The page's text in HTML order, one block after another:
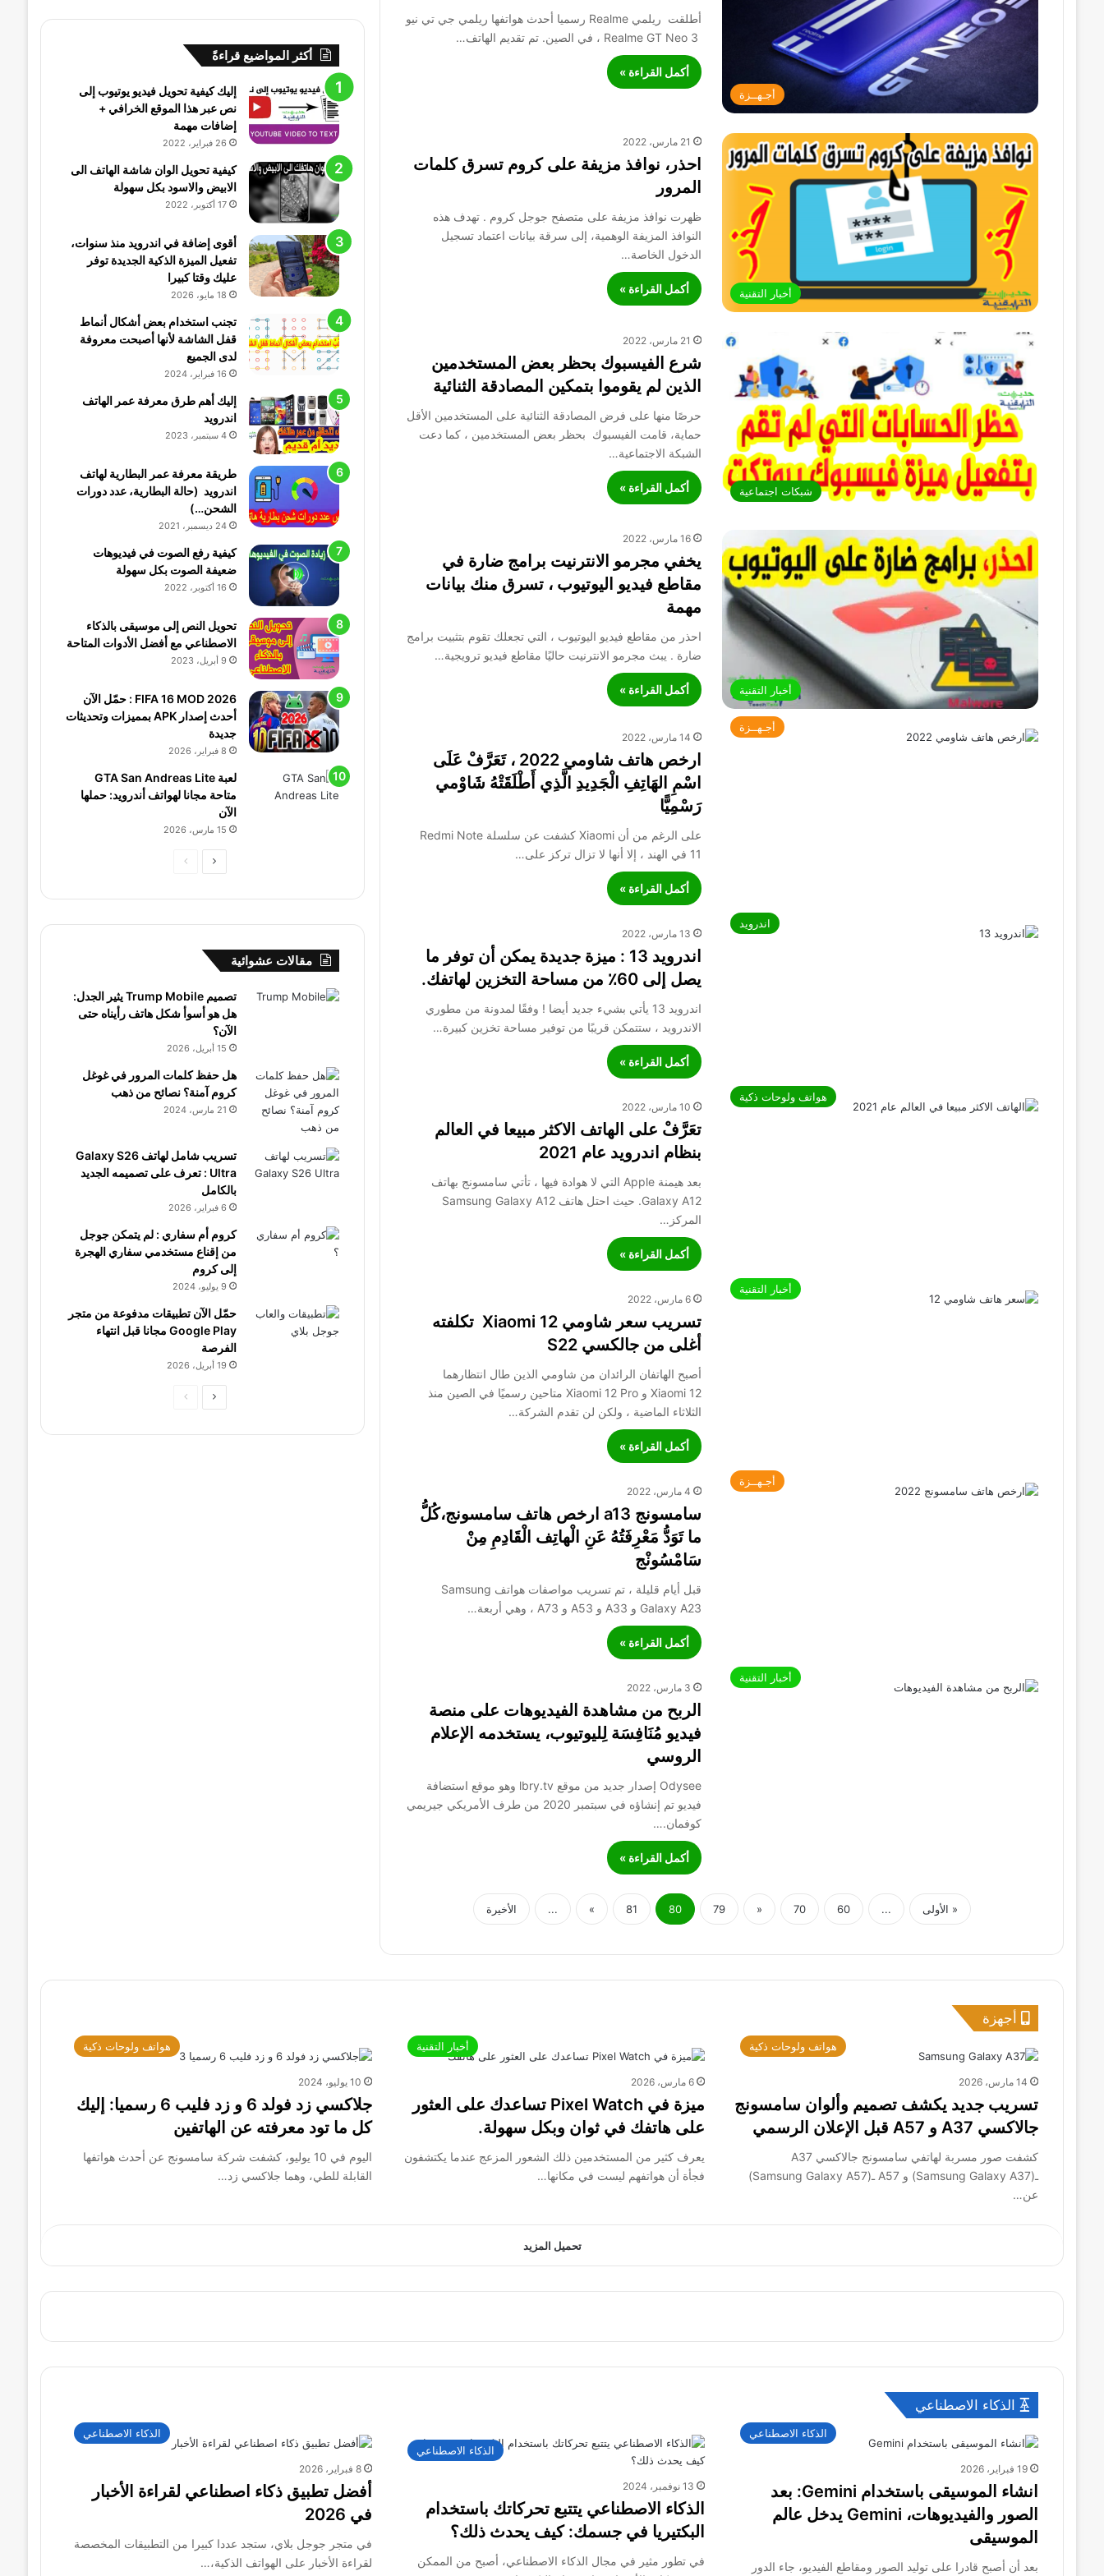
أجـهــزة
أطلقت ريلمي Realme رسميا أحدث هواتفها ريلمي جي تي نيو
أكمل القراءة »
أخبار التقنية
21 مارس، 2022
احذر، نوافذ مزيفة على كروم تسرق كلمات
المرور
ظهرت نوافذ مزيفة على متصفح جوجل كروم . تهدف هذه
النوافذ المزيفة الوهمية، إلى سرقة بيانات اعتماد تسجيل
الدخول الخاصة…
أكمل القراءة »
شبكات اجتماعية
21 مارس، 2022
شرع الفيسبوك بحظر بعض المستخدمين
الذين لم يقوموا بتمكين المصادقة الثنائية
حرصًا منها على فرض المصادقة الثنائية على المستخدمين الأقل
حماية، قامت الفيسبوك بحظر بعض المستخدمين ، كما دعت
الشبكة الاجتماعية…
أكمل القراءة »
أخبار التقنية
16 مارس، 2022
يخفي مجرمو الانترنيت برامج ضارة في
مقاطع فيديو اليوتيوب ، تسرق منك بيانات
مهمة
احذر من مقاطع فيديو اليوتيوب ، التي تجعلك تقوم بتثبيت برامج
ضارة . يبث مجرمو الانترنيت حاليًا مقاطع فيديو ترويجية…
أكمل القراءة »
أجـهــزة
14 مارس، 2022
ارخص هاتف شاومي 2022 ، تَعَرَّفْ عَلَى
اسْمِ الهَاتِفِ الْجَدِيدِ الَّذِي أَطْلَقَتْهُ شَاوْمي
رَسْمِيًّا
على الرغم من أن Xiaomi كشفت عن سلسلة Redmi Note
11 في الهند ، إلا أنها لا تزال تركز على…
أكمل القراءة »
اندرويد
13 مارس، 2022
اندرويد 13 : ميزة جديدة يمكن أن توفر ما
يصل إلى 60٪ من مساحة التخزين لهاتفك.
اندرويد 13 يأتي بشيء جديد أيضا ! وفقًا لمدونة من مطوري
الاندرويد ، ستتمكن قريبًا من توفير مساحة تخزين كبيرة…
أكمل القراءة »
هواتف ولوحات ذكية
10 مارس، 2022
تعَرَّفْ على الهاتف الاكثر مبيعا في العالم
بنظام اندرويد عام 2021
بعد هيمنة Apple التي لا هوادة فيها ، تأتي سامسونج بهاتف
Galaxy A12. حيث احتل هاتف Samsung Galaxy A12
المركز…
أكمل القراءة »
أخبار التقنية
6 مارس، 2022
تسريب سعر شاومي 12 Xiaomi تكلفته
أغلى من جالكسي S22
أصبح الهاتفان الرائدان من شاومي الذين طال انتظارهما
Xiaomi 12 و Xiaomi 12 Pro متاحين رسميًا في الصين منذ
الثلاثاء الماضية ، ولكن لن تقدم الشركة…
أكمل القراءة »
أجـهــزة
4 مارس، 2022
سامسونج a13 ارخص هاتف سامسونج،كُلُّ
ما تَوَدُّ مَعْرِفَتُهُ عَنِ الْهاتِف الْقَادِمِ مِنْ
سَامْسُونْج
قبل أيام قليلة ، تم تسريب مواصفات هواتف Samsung
Galaxy A23 و A33 و A53 ​​و A73 ، وهي أربعة…
أكمل القراءة »
أخبار التقنية
3 مارس، 2022
الربح من مشاهدة الفيديوهات على منصة
فيديو مُنَافِسَة لِليوتيوب، يستخدمه الإعلام
الروسي
Odysee إصدار جديد من موقع lbry.tv وهو موقع استضافة
فيديو تم إنشاؤه في سبتمبر 2020 من طرف الأمريكي جيريمي
كوفمان.…
أكمل القراءة »
« الأولى ...
60
70
«
79
80
81
»
... الأخيرة
أكثر المواضيع قراءةً
إليك كيفية تحويل فيديو يوتيوب إلى
نص عبر هذا الموقع الخرافي +
إضافات مهمة
26 فبراير، 2022
كيفية تحويل الوان شاشة الهاتف الى
الابيض والاسود بكل سهولة
17 أكتوبر، 2022
أقوى إضافة في اندرويد منذ سنوات،
تفعيل الميزة الذكية الجديدة توفر
عليك وقتا كبيرا
18 مايو، 2026
تجنب استخدام بعض أشكال أنماط
قفل الشاشة لأنها أصبحت معروفة
لدى الجميع
16 فبراير، 2024
إليك أهم طرق معرفة عمر الهاتف
اندرويد
4 سبتمبر، 2023
طريقة معرفة عمر البطارية لهاتف
اندرويد (حالة البطارية، عدد دورات
الشحن…)
24 ديسمبر، 2021
كيفية رفع الصوت في فيديوهات
ضعيفة الصوت بكل سهولة
16 أكتوبر، 2022
تحويل النص إلى موسيقى بالذكاء
الاصطناعي مع أفضل الأدوات المتاحة
9 أبريل، 2023
FIFA 16 MOD 2026 : حمّل الآن
أحدث إصدار APK بمميزات وتحديثات
جديدة
8 فبراير، 2026
لعبة GTA San Andreas Lite
متاحة مجانا لهواتف أندرويد: حملها
الآن
15 مارس، 2026
الصفحة
مقالات عشوائية
تصميم Trump Mobile يثير الجدل:
هل هو أسوأ شكل هاتف رأيناه حتى
الآن؟
15 أبريل، 2026
هل حفظ كلمات المرور في غوغل
كروم آمنة؟ نصائح من ذهب
21 مارس، 2024
تسريب شامل لهاتف Galaxy S26
Ultra : تعرف على تصميمه الجديد
بالكامل
6 فبراير، 2026
كروم أم سفاري : لم يتمكن جوجل
من إقناع مستخدمي سفاري الهجرة
إلى كروم
9 يوليو، 2024
حمّل الآن تطبيقات مدفوعة من متجر
Google Play مجانا قبل انتهاء
الفرصة
19 أبريل، 2026
الصفحة
أجهزة
هواتف ولوحات ذكية
14 مارس، 2026
تسريب جديد يكشف تصميم وألوان سامسونج
جالاكسي A37 و A57 قبل الإعلان الرسمي
كشفت صور مسربة لهاتفي سامسونج جالاكسي A37
ـ(Samsung Galaxy A37) و A57 ـ(Samsung Galaxy A57)
عن…
أخبار التقنية
6 مارس، 2026
ميزة في Pixel Watch تساعدك على العثور
على هاتفك في ثوان وبكل سهولة.
يعرف كثير من المستخدمين ذلك الشعور المزعج عندما يكتشفون
فجأة أن هواتفهم ليست في مكانها…
هواتف ولوحات ذكية
10 يوليو، 2024
جلاكسي زد فولد 6 و زد فليب 6 رسميا: إليك
كل ما تود معرفته عن الهاتفين
اليوم في 10 يوليو، كشفت شركة سامسونج عن أحدث هواتفها
القابلة للطي، وهما جلاكسي زد…
تحميل المزيد
الذكاء الاصطناعي
الذكاء الاصطناعي
19 فبراير، 2026
انشاء الموسيقى باستخدام Gemini: بعد
الصور والفيديوهات، Gemini يدخل عالم
الموسيقى
بعد أن أصبح قادرا على توليد الصور ومقاطع الفيديو، جاء الدور
الذكاء الاصطناعي
13 نوفمبر، 2024
الذكاء الاصطناعي يتتبع تحركاتك باستخدام
البكتيريا في جسمك: كيف يحدث ذلك؟
في تطور مثير في مجال الذكاء الاصطناعي، أصبح من الممكن
الذكاء الاصطناعي
8 فبراير، 2026
أفضل تطبيق ذكاء اصطناعي لقراءة الأخبار
في 2026
في متجر جوجل بلاي، ستجد عددا كبيرا من التطبيقات المخصصة
لقراءة الأخبار على الهواتف الذكية،…